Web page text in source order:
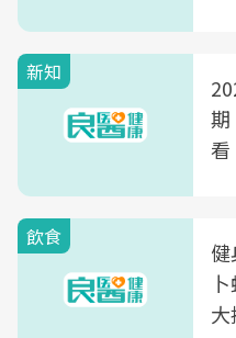
新知
期
看
飲食
健